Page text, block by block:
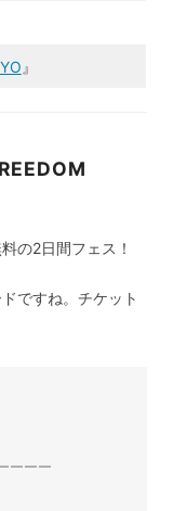
』
の2日間フェス！
ですね。チケット
￣￣￣